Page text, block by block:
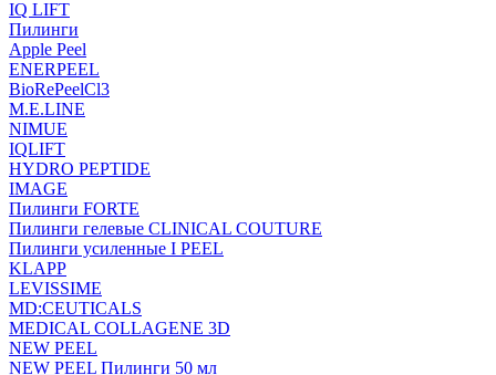
IQ LIFT
Пилинги
Apple Peel
ENERPEEL
BioRePeelCl3
M.E.LINE
NIMUE
IQLIFT
HYDRO PEPTIDE
IMAGE
Пилинги FORTE
Пилинги гелевые CLINICAL COUTURE
Пилинги усиленные I PEEL
KLAPP
LEVISSIME
MD:CEUTICALS
MEDICAL COLLAGENE 3D
NEW PEEL
NEW PEEL Пилинги 50 мл